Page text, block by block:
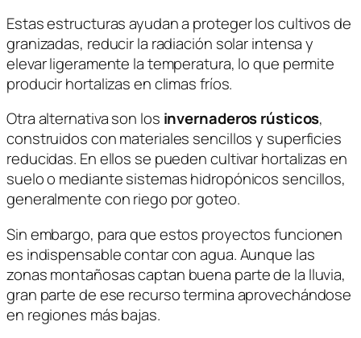
Estas estructuras ayudan a proteger los cultivos de
granizadas, reducir la radiación solar intensa y
elevar ligeramente la temperatura, lo que permite
producir hortalizas en climas fríos.
Otra alternativa son los invernaderos rústicos,
construidos con materiales sencillos y superficies
reducidas. En ellos se pueden cultivar hortalizas en
suelo o mediante sistemas hidropónicos sencillos,
generalmente con riego por goteo.
Sin embargo, para que estos proyectos funcionen
es indispensable contar con agua. Aunque las
zonas montañosas captan buena parte de la lluvia,
gran parte de ese recurso termina aprovechándose
en regiones más bajas.